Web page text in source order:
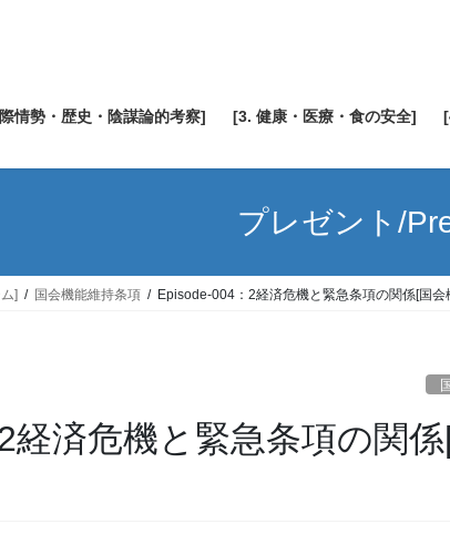
情勢・歴史・陰謀論的考察] [3. 健康・医療・食の安全]
プレゼント/
] 国会機能維持条項 Episode-004：2経済危機と緊急条項の関係[国会
経済危機と緊急条項の関